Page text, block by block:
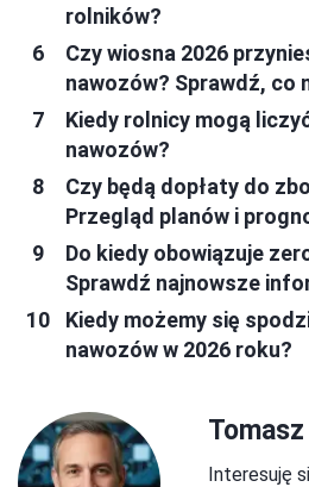
rolników?
Czy wiosna 2026
nawozów? Sprawdź, co
Kiedy rolnicy mogą
nawozów?
Czy będą dopłaty do
Przegląd planów i
Do kiedy obowiązuje
Sprawdź najnowsze
Kiedy możemy się
nawozów w 2026 roku?
Interesuję